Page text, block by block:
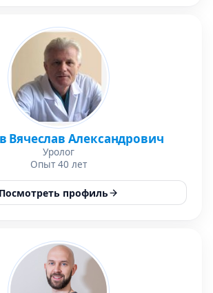
Вячеслав Александрович
Уролог
Опыт 40 лет
Посмотреть профиль